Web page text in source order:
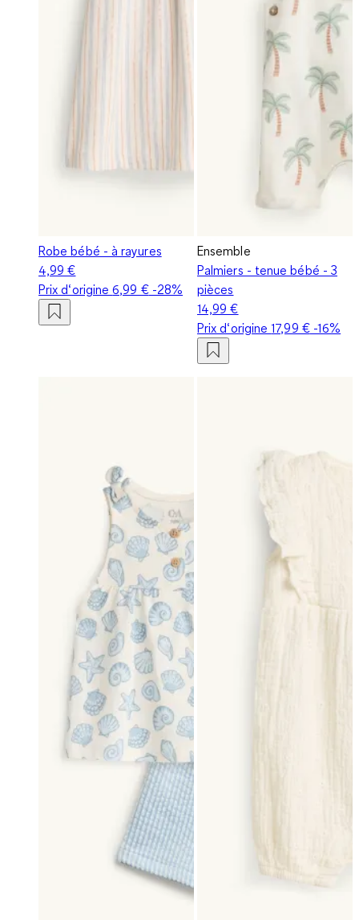
Robe bébé - à rayures
4,99 €
Prix d‘origine6,99 €-28%
Ensemble
Palmiers - tenue bébé - 3
pièces
14,99 €
Prix d‘origine17,99 €-16%